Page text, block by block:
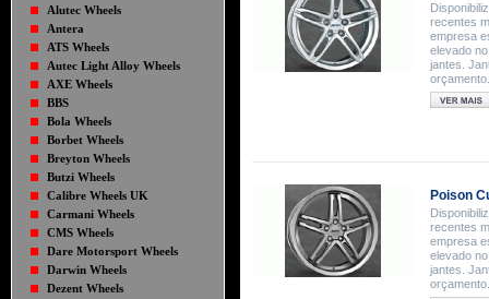
Alutec Wheels
Antera
ATS Wheels
Autec Light Alloy Wheels
AXE Wheels
BBS
Bola Wheels
Borbet Wheels
Breyton Wheels
Butzi Wheels
Calibre Wheels UK
Carmani Wheels
CMS Wheels
Dare Motorsport Wheels
Darwin Wheels
Dezent Wheels
recentes
empresa
elevado
jantes.
orçamento.
Poison
recentes
empresa
elevado
jantes.
orçamento.